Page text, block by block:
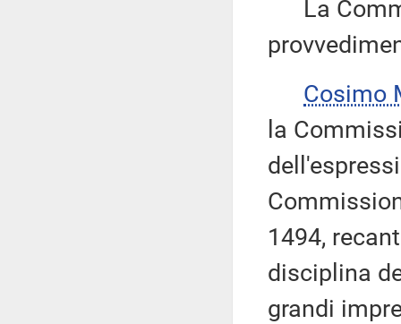
La
Cosimo
la
1494,
disciplina
grandi